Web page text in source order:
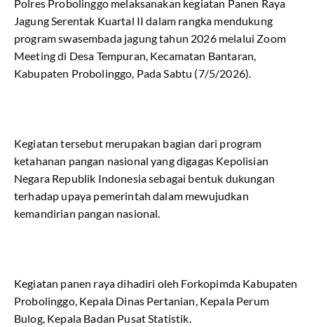
Polres Probolinggo melaksanakan kegiatan Panen Raya
Jagung Serentak Kuartal II dalam rangka mendukung
program swasembada jagung tahun 2026 melalui Zoom
Meeting di Desa Tempuran, Kecamatan Bantaran,
Kabupaten Probolinggo, Pada Sabtu (7/5/2026).
Kegiatan tersebut merupakan bagian dari program
ketahanan pangan nasional yang digagas Kepolisian
Negara Republik Indonesia sebagai bentuk dukungan
terhadap upaya pemerintah dalam mewujudkan
kemandirian pangan nasional.
Kegiatan panen raya dihadiri oleh Forkopimda Kabupaten
Probolinggo, Kepala Dinas Pertanian, Kepala Perum
Bulog, Kepala Badan Pusat Statistik.